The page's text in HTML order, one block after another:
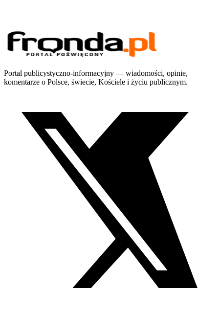
Portal publicystyczno-informacyjny — wiadomości, opinie,
komentarze o Polsce, świecie, Kościele i życiu publicznym.